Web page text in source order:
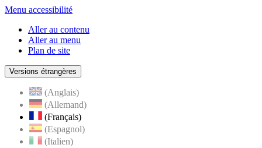
Menu accessibilité
Aller au contenu
Aller au menu
Plan de site
Versions étrangères
(Anglais)
(Allemand)
(Français)
(Espagnol)
(Italien)